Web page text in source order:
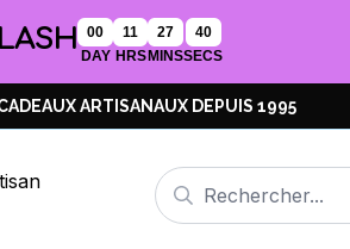
00
DAY
11
HRS
27
MINS
39
SECS
ARTISANAUX DEPUIS 1995